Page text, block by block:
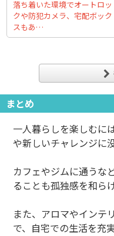
落ち着いた環境でオートロッ
クや防犯カメラ、宅配ボック
スもあ…
まとめ
一人暮らしを楽しむに
や新しいチャレンジに
カフェやジムに通うな
ることも孤独感を和らげ
また、アロマやインテ
で、自宅での生活を充